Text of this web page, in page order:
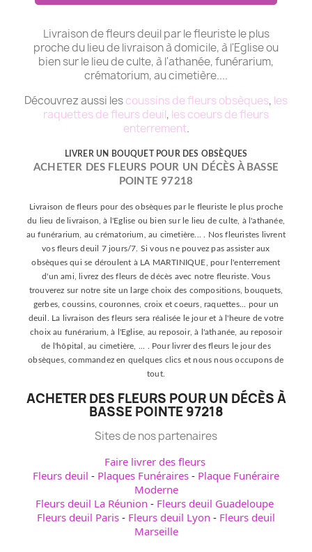
Livraison de fleurs deuil par le fleuriste le plus
proche du lieu de livraison à domicile, à l'Eglise ou
bien sur le lieu de culte, à l'athanée, funérarium,
crématorium, au cimetière....
Découvrez aussi lescoussins de fleurs obsèques, les
raquettes de fleurs deuil, les coeurs de fleurs
enterrement.
LIVRER UN BOUQUET POUR DES OBSÈQUES
ACHETER DES FLEURS POUR UN DÉCÈS À BASSE
POINTE 97218
Livraison de fleurs pour des obsèques par le fleuriste le plus proche
du lieu de livraison, à l'Eglise ou bien sur le lieu de culte, à l'athanée,
au funérarium, au crématorium, au cimetière... . Nos fleuristes livrent
vos fleurs deuil 7 jours/7. Si vous ne pouvez pas assister aux
obsèques qui se déroulent à LA MARTINIQUE, pour l'enterrement
d'un ami, livrez des fleurs de décès avec notre fleuriste. Vous
trouverez sur notre site un large choix des compositions, bouquets,
gerbes, coussins, couronnes, croix et coeurs, raquettes... pour un
deuil. La livraison des fleurs sera réalisée le jour et à l'heure de votre
choix au funérarium, à l'Eglise, au reposoir, à l'athanée, au reposoir
de l'hôpital, au cimetière, ... . Pour livrer des fleurs le jour des
obsèques, commandez en quelques clics et nous nous occupons de
tout.
ACHETER DES FLEURS POUR UN DÉCÈS À
BASSE POINTE 97218
Sites de nos partenaires
Faire livrer des fleurs
Fleurs deuil - Plaques Funéraires - Plaque Funéraire
Moderne
Fleurs deuil La Réunion - Fleurs deuil Guadeloupe
Fleurs deuil Paris - Fleurs deuil Lyon - Fleurs deuil
Marseille